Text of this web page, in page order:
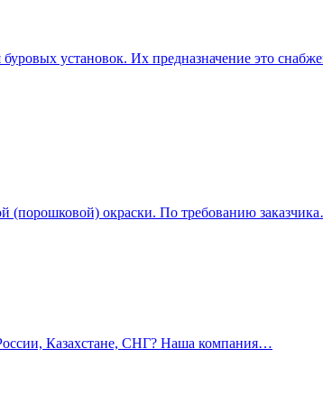
установок. Их предназначение это
(порошковой) окраски. По требованию
Казахстане, СНГ? Наша компания…